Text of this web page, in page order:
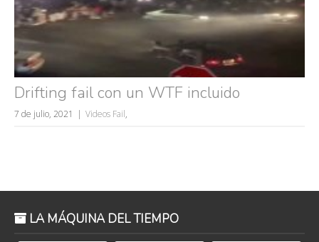
Drifting fail con un WTF incluido
7 de julio, 2021 Videos Fail,
LA MÁQUINA DEL TIEMPO